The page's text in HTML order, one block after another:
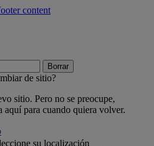
content
Borrar
de sitio?
sitio. Pero no se preocupe,
aquí para cuando quiera volver.
su localización